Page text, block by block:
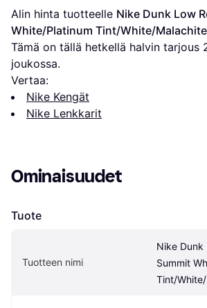
Alin hinta tuotteelle Nike Dunk Low
White/Platinum Tint/White/Malachite
Tämä on tällä hetkellä halvin tarjous
joukossa.
Vertaa:
Nike Kengät
Nike Lenkkarit
Ominaisuudet
Tuote
Tuotteen nimi
Nike Dunk
Summit
Tint/